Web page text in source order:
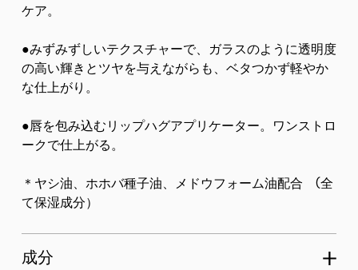
ケア。
●みずみずしいテクスチャーで、ガラスのように透明度
の高い輝きとツヤを与えながらも、ベタつかず軽やか
な仕上がり。
●唇を包み込むリップハグアプリケーター。ワンストロ
ークで仕上がる。
＊ヤシ油、ホホバ種子油、メドウフォーム油配合 (全
て保湿成分）
成分